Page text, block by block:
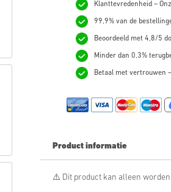
Klanttevredenheid –
99,9% van de
Beoordeeld met 4,8/5
Minder dan 0,3%
Betaal met vertrouwen
Product informatie
⚠️ Dit product kan alleen